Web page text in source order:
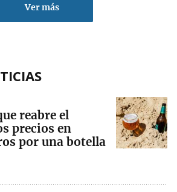
Ver más
reabre el
precios en
por una botella